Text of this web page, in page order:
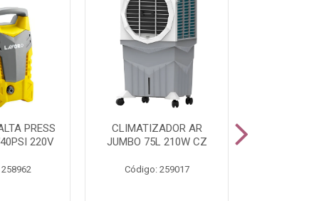
PRESS
220V
CLIMATIZADOR AR
JUMBO 75L 210W CZ
Código: 259017